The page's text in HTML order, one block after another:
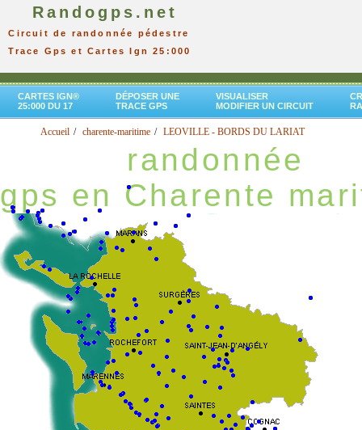
Randogps.net
Circuit de randonnée pédestre
Trace Gps et Cartes Ign 25:000
CARTES IGN®
25:000 DU 17
DÉPOSER UNE
TRACE GPS
VISUALISER
MODIFIER UN CIRCUIT
Accueil charente-maritime LEOVILLE - BORDS DU LARIAT
randonnée
gps en Charente